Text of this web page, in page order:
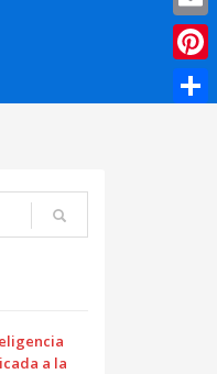
a la
Email